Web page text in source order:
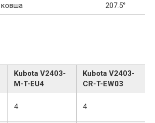
ковша 207.5°
Kubota V2403-
M-T-EU4
Kubota V2403-
CR-T-EW03
4 4